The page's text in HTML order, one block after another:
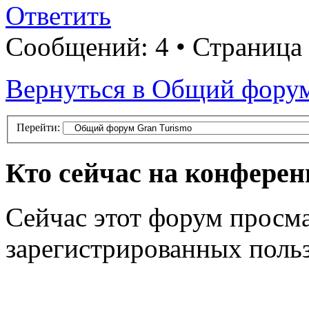
Ответить
Сообщений: 4 • Страница
Вернуться в Общий
Перейти:
Кто сейчас на
Сейчас этот форум
зарегистрированных